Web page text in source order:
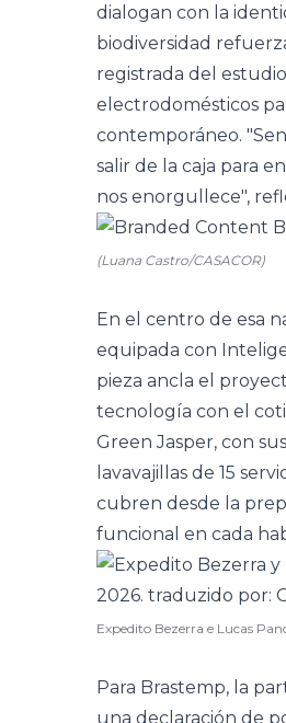
dialogan con la
biodiversidad
registrada del
electrodomésticos
contemporáneo.
salir de la caja para
nos enorgullece",
(Luana Castro/CASACOR)
En el centro de esa
equipada con
pieza ancla el
tecnología con el
Green Jasper, con
lavavajillas de 15
cubren desde la
funcional en cada
Expedito Bezerra e Lucas
Para Brastemp, la
una declaración de